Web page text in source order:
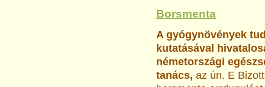
Borsmenta
A gyógynövények
kutatásával
németországi
tanács, az ún. E